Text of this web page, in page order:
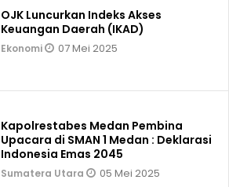
OJK Luncurkan Indeks Akses
Keuangan Daerah (IKAD)
Ekonomi 07 Mei 2025
Kapolrestabes Medan Pembina
Upacara di SMAN 1 Medan : Deklarasi
Indonesia Emas 2045
Sumatera Utara 05 Mei 2025